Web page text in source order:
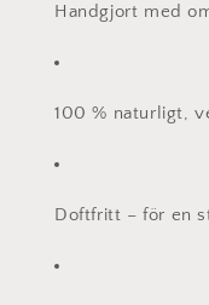
Handgjort med
100 % naturligt,
Doftfritt – för en